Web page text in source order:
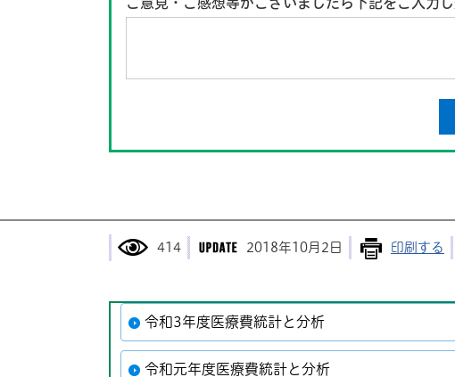
414 2018年10月2日 印刷する
令和3年度医療費統計と分析
令和元年度医療費統計と分析